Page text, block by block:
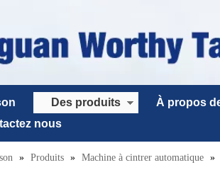
Des produits
À propos
nous
» Produits » Machine à cintrer automatique »